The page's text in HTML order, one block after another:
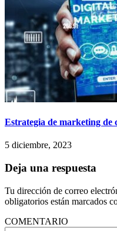
Estrategia de marketing de
5 diciembre, 2023
Deja una respuesta
Tu dirección de correo
obligatorios están marcados
COMENTARIO